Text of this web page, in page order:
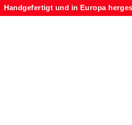
Handgefertigt und in Europa